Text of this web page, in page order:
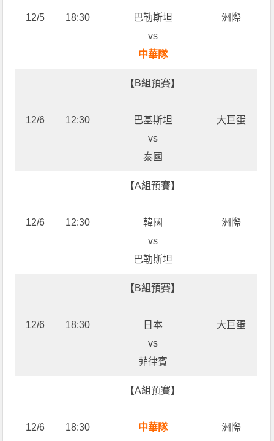
12/5 18:30
巴勒斯坦
vs
中華隊
洲際
12/6 12:30
【B組預賽】
巴基斯坦
vs
泰國
大巨蛋
12/6 12:30
【A組預賽】
韓國
vs
巴勒斯坦
洲際
12/6 18:30
【B組預賽】
日本
vs
菲律賓
大巨蛋
12/6 18:30
【A組預賽】
中華隊
洲際